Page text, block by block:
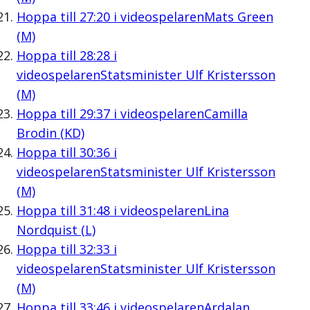
Hoppa till 27:20i videospelarenMats Green
(M)
Hoppa till 28:28i
videospelarenStatsminister Ulf Kristersson
(M)
Hoppa till 29:37i videospelarenCamilla
Brodin (KD)
Hoppa till 30:36i
videospelarenStatsminister Ulf Kristersson
(M)
Hoppa till 31:48i videospelarenLina
Nordquist (L)
Hoppa till 32:33 i
videospelarenStatsminister Ulf Kristersson
(M)